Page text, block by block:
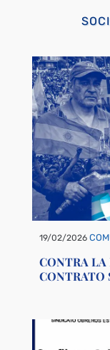
19/02/2026
CONTRA LA
CONTRATO